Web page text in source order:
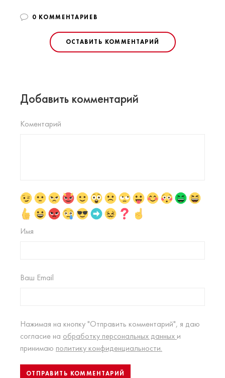
0 КОММЕНТАРИЕВ
ОСТАВИТЬ КОММЕНТАРИЙ
Добавить комментарий
Коментарий
Имя
Ваш Email
Нажимая на кнопку "Отправить комментарий", я даю
согласие на обработку персональных данных и
принимаю политику конфиденциальности.